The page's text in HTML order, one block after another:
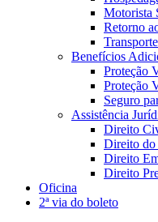
Motorista
Retorno
Benefícios
Proteção
Proteção
Seguro
Assistência
Direito
Direito do
Direito
Direito
Oficina
2ª via do boleto